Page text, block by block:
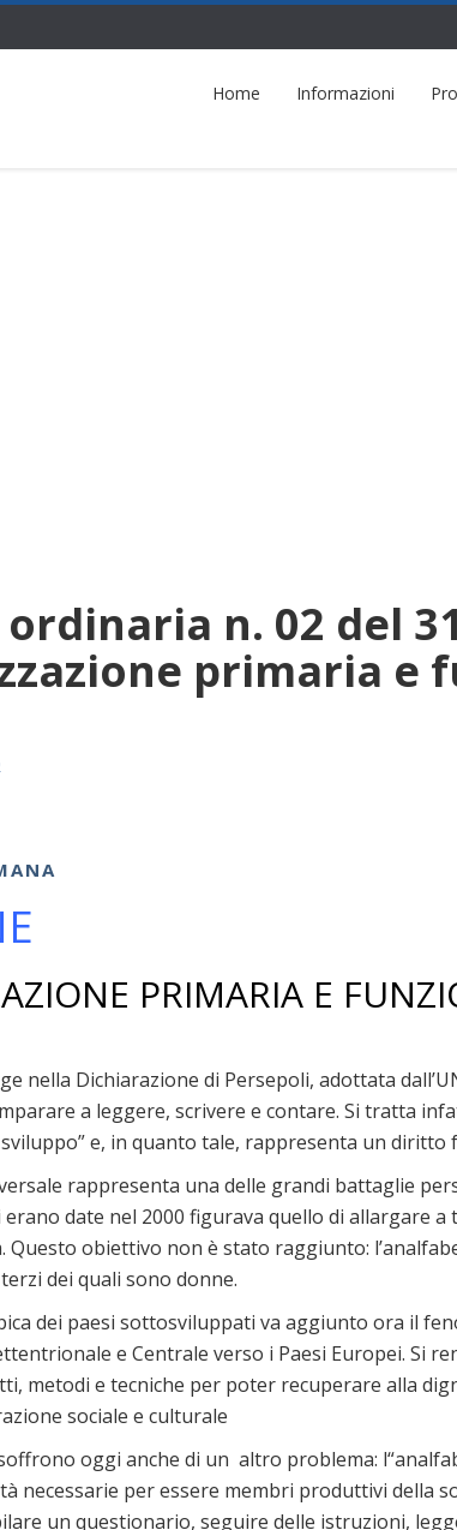
Home Informazioni
n. 02 del
primaria e
PRIMARIA E
nella Dichiarazione di Persepoli, adottata
a leggere, scrivere e contare. Si tratta
e, in quanto tale, rappresenta un
rappresenta una delle grandi battaglie
date nel 2000 figurava quello di allargare
Questo obiettivo non è stato raggiunto:
dei quali sono donne.
dei paesi sottosviluppati va aggiunto ora il
e Centrale verso i Paesi Europei. Si
metodi e tecniche per poter recuperare alla
sociale e culturale
oggi anche di un altro problema:
necessarie per essere membri produttivi della
un questionario, seguire delle istruzioni,